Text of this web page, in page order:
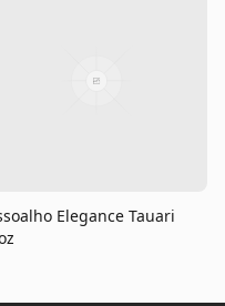
Elegance Tauari